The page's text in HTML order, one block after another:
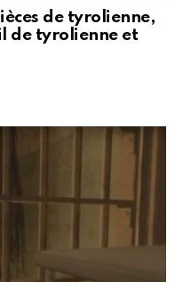
de tyrolienne,
de tyrolienne et